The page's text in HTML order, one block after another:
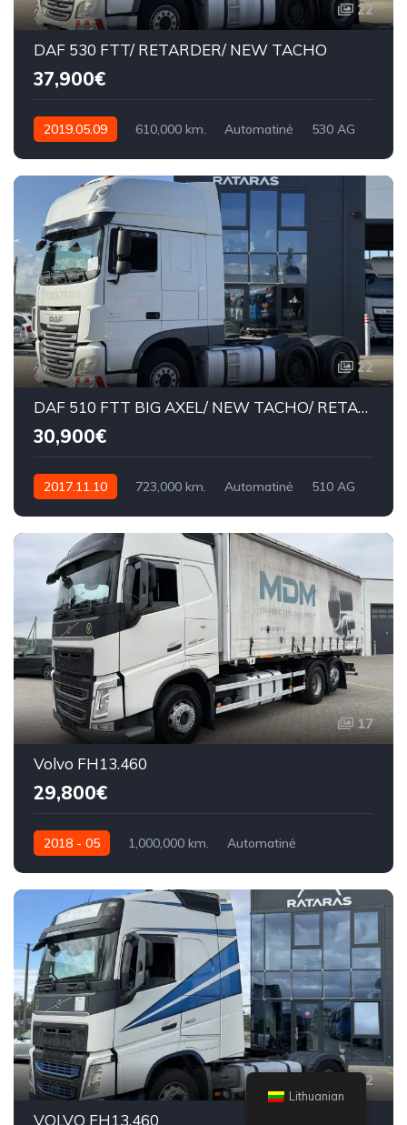
22
DAF 530 FTT/ RETARDER/ NEW TACHO
37,900€
2019.05.09 610,000 km. Automatinė 530 AG
22
DAF 510 FTT BIG AXEL/ NEW TACHO/ RETARDER
30,900€
2017.11.10 723,000 km. Automatinė 510 AG
17
Volvo FH13.460
29,800€
2018 - 05 1,000,000 km.
Automatinė
22
VOLVO FH13.460
Lithuanian